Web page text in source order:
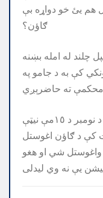
هم يئ خو دواړه بې
ګاؤن؟
چلند له امله بښنه
کې به د جامو په
د اسلام اباد چيف جسټس وويل چې د نومبر د ١٥مې نيټې
کې د ګاؤن اغوستل
شي او هغو